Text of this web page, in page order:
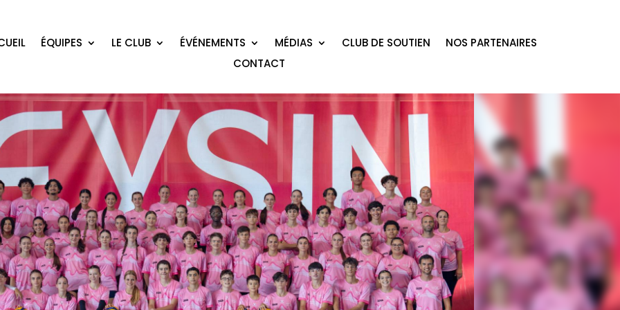
ÉQUIPES LE CLUB ÉVÉNEMENTS MÉDIAS CLUB DE SOUTIEN
NOS PARTENAIRES
CONTACT